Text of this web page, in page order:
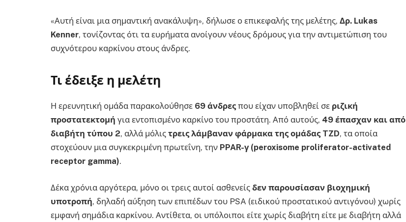
«Αυτή είναι μια σημαντική ανακάλυψη», δήλωσε ο επικεφαλής της μελέτης, Δρ. Lukas
Kenner, τονίζοντας ότι τα ευρήματα ανοίγουν νέους δρόμους για την αντιμετώπιση του
συχνότερου καρκίνου στους άνδρες.
Τι έδειξε η μελέτη
Η ερευνητική ομάδα παρακολούθησε 69 άνδρες που είχαν υποβληθεί σε ριζική
προστατεκτομή για εντοπισμένο καρκίνο του προστάτη. Από αυτούς, 49 έπασχαν και από
διαβήτη τύπου 2, αλλά μόλις τρεις λάμβαναν φάρμακα της ομάδας TZD, τα οποία
στοχεύουν μια συγκεκριμένη πρωτεΐνη, την PPAR-γ (peroxisome proliferator-activated
receptor gamma).
Δέκα χρόνια αργότερα, μόνο οι τρεις αυτοί ασθενείς δεν παρουσίασαν βιοχημική
υποτροπή, δηλαδή αύξηση των επιπέδων του PSA (ειδικού προστατικού αντιγόνου) χωρίς
εμφανή σημάδια καρκίνου. Αντίθετα, οι υπόλοιποι είτε χωρίς διαβήτη είτε με διαβήτη αλλά